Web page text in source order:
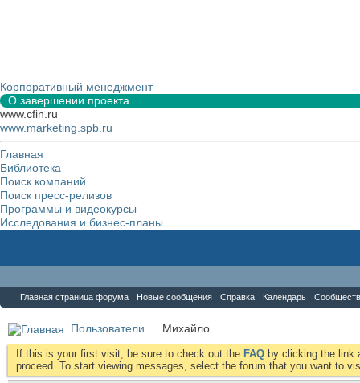
Корпоративный менеджмент
О завершении проекта
www.cfin.ru
www.marketing.spb.ru
Главная
Библиотека
Поиск компаний
Поиск пресс-релизов
Программы и видеокурсы
Исследования и бизнес-планы
Главная страница форума Новые сообщения Справка Календарь
Пользователи Михайло
If this is your first visit, be sure to check out the FAQ by clicking the link
proceed. To start viewing messages, select the forum that you want to